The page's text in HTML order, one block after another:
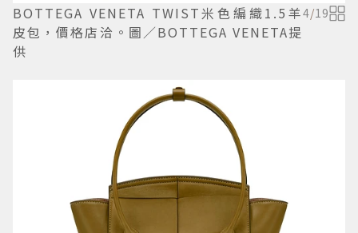
BOTTEGA VENETA TWIST米色編織1.5羊
皮包，價格店洽。圖／BOTTEGA VENETA提
供
4/19